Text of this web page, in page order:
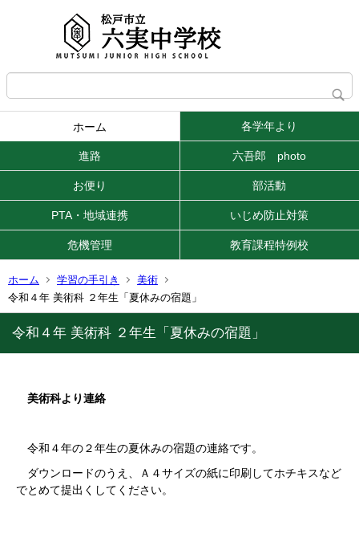
ホーム 各学年より
進路 六吾郎 photo
お便り 部活動
PTA・地域連携 いじめ防止対策
危機管理 教育課程特例校
ホーム 学習の手引き
美術
令和４年 美術科 ２年生「夏休みの宿題」
令和４年 美術科 ２年生「夏休みの宿題」
美術科より連絡
令和４年の２年生の夏休みの宿題の連絡です。
ダウンロードのうえ、Ａ４サイズの紙に印刷してホチキスなど
でとめて提出くしてください。